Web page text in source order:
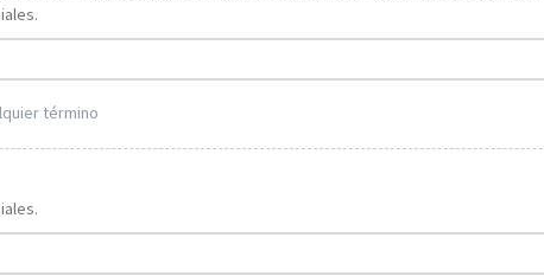
término